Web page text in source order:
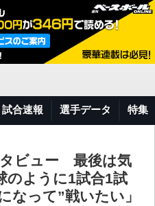
試合速報 選手データ 特集
タビュー 最後は気
のように1試合1試
なって”戦いたい」